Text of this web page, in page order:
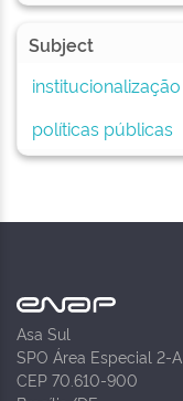
Subject
institucionalização
políticas públicas
Asa Sul
SPO Área Especial 2-A
CEP 70.610-900